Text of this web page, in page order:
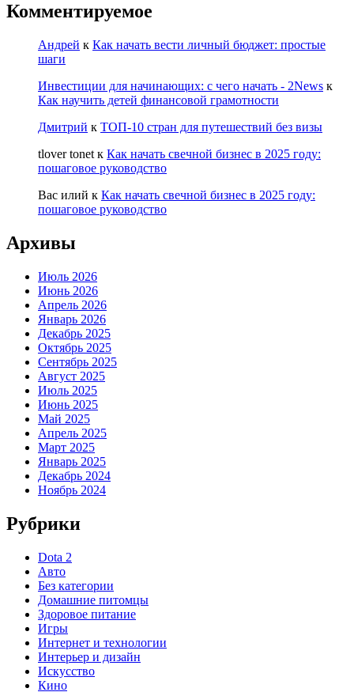
Комментируемое
Андрей к Как начать вести личный бюджет: простые
шаги
Инвестиции для начинающих: с чего начать - 2News к
Как научить детей финансовой грамотности
Дмитрий к ТОП-10 стран для путешествий без визы
tlover tonet к Как начать свечной бизнес в 2025 году:
пошаговое руководство
Вас илий к Как начать свечной бизнес в 2025 году:
пошаговое руководство
Архивы
Июль 2026
Июнь 2026
Апрель 2026
Январь 2026
Декабрь 2025
Октябрь 2025
Сентябрь 2025
Август 2025
Июль 2025
Июнь 2025
Май 2025
Апрель 2025
Март 2025
Январь 2025
Декабрь 2024
Ноябрь 2024
Рубрики
Dota 2
Авто
Без категории
Домашние питомцы
Здоровое питание
Игры
Интернет и технологии
Интерьер и дизайн
Искусство
Кино